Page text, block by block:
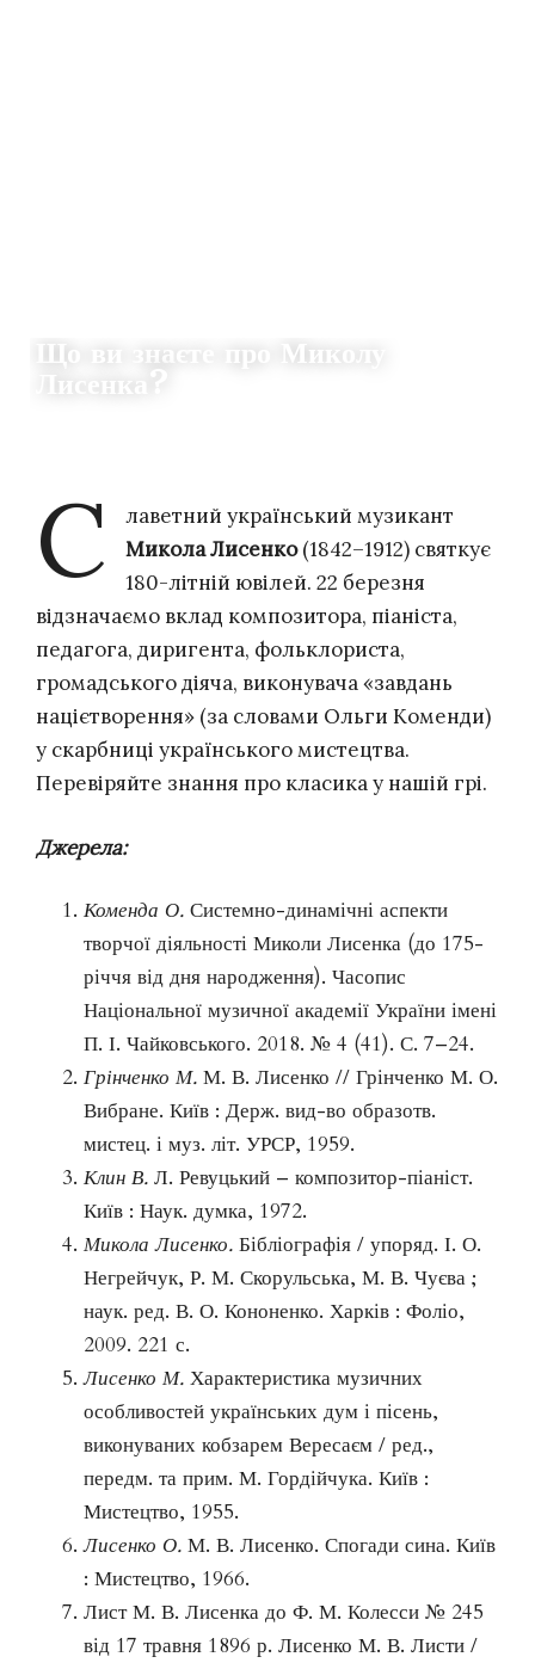
Що ви знаєте про Миколу
Лисенка?
С
лаветний український музикант
Микола Лисенко(1842–1912) святкує
180-літній ювілей. 22 березня
відзначаємо вклад композитора, піаніста,
педагога, диригента, фольклориста,
громадського діяча, виконувача«завдань
націєтворення» (за словами Ольги Коменди)
у скарбниці українського мистецтва.
Перевіряйте знання про класика у нашій грі.
Джерела:
Коменда О. Системно-динамічні аспекти
творчої діяльності Миколи Лисенка (до 175-
річчя від дня народження). Часопис
Національної музичної академії України імені
П. І. Чайковського. 2018. № 4 (41). С. 7–24.
Грінченко М. М. В. Лисенко // Грінченко М. О.
Вибране. Київ : Держ. вид-во образотв.
мистец. і муз. літ. УРСР, 1959.
Клин В. Л. Ревуцький – композитор-піаніст.
Київ : Наук. думка, 1972.
Микола Лисенко. Бібліографія / упоряд. І. О.
Негрейчук, Р. М. Скорульська, М. В. Чуєва ;
наук. ред. В. О. Кононенко. Харків : Фоліо,
2009. 221 с.
Лисенко М. Характеристика музичних
особливостей українських дум і пісень,
виконуваних кобзарем Вересаєм / ред.,
передм. та прим. М. Гордійчука. Київ :
Мистецтво, 1955.
Лисенко О. М. В. Лисенко. Спогади сина. Київ
: Мистецтво, 1966.
Лист М. В. Лисенка до Ф. М. Колесси № 245
від 17 травня 1896 р. Лисенко М. В. Листи /